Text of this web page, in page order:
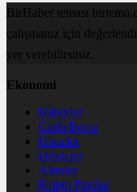
BirHaber teması
çalışmanız için
yer verebilirsiniz.
Ekonomi
Haberler
Canlı Borsa
Hisseler
Dövizler
Altınlar
Kripto Paralar